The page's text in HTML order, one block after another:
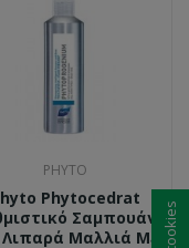
PHYTO
Phytocedrat
Σαμπουάν
Λιπαρά Μαλλιά Με